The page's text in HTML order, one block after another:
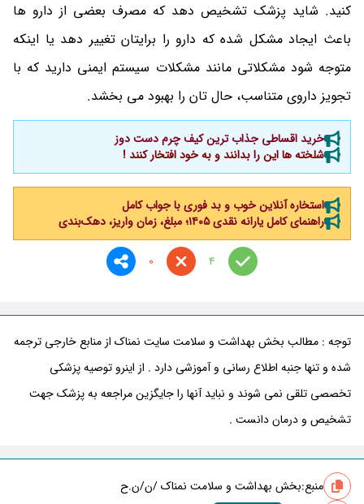
کنید. شاید پزشک تشخیص دهد که مصرف بعضی از دارو ها
باعث ایجاد مشکل شده که دارو را برایتان تغییر دهد یا اینکه
متوجه شود مشکلاتی مانند مشکلات سیستم ایمنی دارید که با
تجویز داروی متناسب، حال تان را بهبود می‌ بخشد.
خرید اقساطی جذاب ترین کیف چرم دست دوز
شلخته ها این را بدانند و به خود افتخار کنند !
استخاره آنلاین خوب و بد فوری با جواب کامل
راهنمای کامل یارانه نقدی ۱۴۰۵؛ مبلغ، زمان واریز، دهک‌بندی
4
0
توجه : مطالب بخش بهداشت و سلامت سایت نمناک از منابع خارجی ترجمه
شده و تنها جنبه اطلاع رسانی و آموزشی دارد . از اینرو توصیه پزشکی
تخصصی تلقی نمی شوند و نباید آنها را جایگزین مراجعه به پزشک جهت
تشخیص و درمان دانست .
منبع:بخش بهداشت و سلامت نمناک /ن/ن.ح